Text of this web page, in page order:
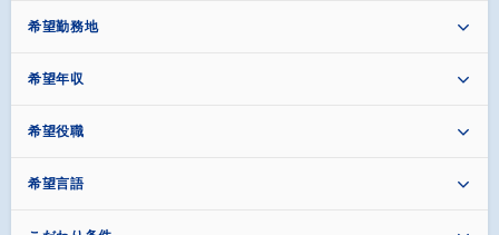
希望勤務地
希望年収
希望役職
希望言語